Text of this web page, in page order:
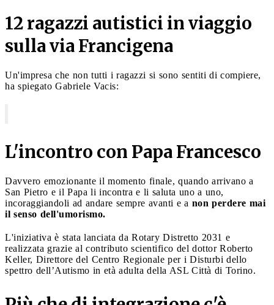
12 ragazzi autistici in viaggio
sulla via Francigena
Un'impresa che non tutti i ragazzi si sono sentiti di compiere,
ha spiegato Gabriele Vacis:
L'incontro con Papa Francesco
Davvero emozionante il momento finale, quando arrivano a
San Pietro e il Papa li incontra e li saluta uno a uno,
incoraggiandoli ad andare sempre avanti e a non perdere mai
il senso dell'umorismo.
L'iniziativa è stata lanciata da Rotary Distretto 2031 e
realizzata grazie al contributo scientifico del dottor Roberto
Keller, Direttore del Centro Regionale per i Disturbi dello
spettro dell’Autismo in età adulta della ASL Città di Torino.